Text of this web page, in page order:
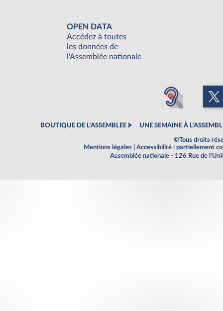
OPEN DATA
Accédez à toutes
les données de
l'Assemblée nationale
BOUTIQUE DE L'ASSEMBLEE UNE SEMAINE À
©Tous droits
Mentions légales
Accessibilité : partiellement
Assemblée nationale - 126 Rue de